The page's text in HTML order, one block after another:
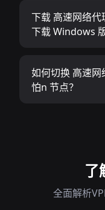
下载 高速网络
下载 Windows
如何切换 高速
怕n 节点？
了
全面解析